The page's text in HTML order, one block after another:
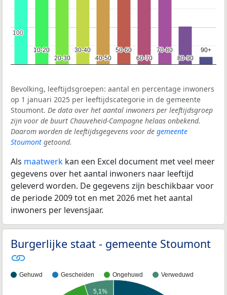
10-20
10-20
20-30
20-30
30-40
30-40
40-50
40-50
50-60
50-60
60-70
60-70
70-80
70-80
80-90
80-90
90+
90+
100
100
Bevolking, leeftijdsgroepen: aantal en percentage inwoners
op 1 januari 2025 per leeftijdscategorie in de gemeente
Stoumont. De data over het aantal inwoners per leeftijdsgroep
zijn voor de buurt Chauveheid-Campagne helaas onbekend.
Daarom worden de leeftijdsgegevens voor de gemeente
Stoumont getoond.
Als maatwerk kan een Excel document met veel meer
gegevens over het aantal inwoners naar leeftijd
geleverd worden. De gegevens zijn beschikbaar voor
de periode 2009 tot en met 2026 met het aantal
inwoners per levensjaar.
Burgerlijke staat - gemeente Stoumont
Gehuwd Gescheiden Ongehuwd Verweduwd
5,1%